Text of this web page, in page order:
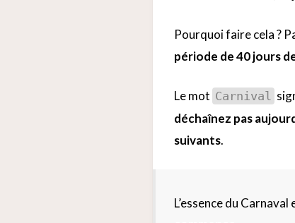
Pourquoi faire cela ?
période de 40 jours
Le mot Carnival
déchaînez pas
suivants.
L’essence du Carnaval